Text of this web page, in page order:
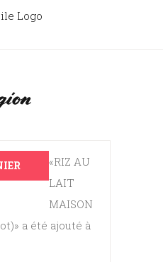
«RIZ AU
LAIT
MAISON
a été ajouté à